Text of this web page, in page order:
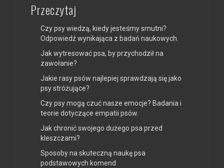
Przeczytaj
Czy psy wiedzą, kiedy jesteśmy smutni?
Odpowiedź wynikająca z badań naukowych.
Jak wytresować psa, by przychodził na
zawołanie?
Jakie rasy psów najlepiej sprawdzają się jako
psy stróżujące?
Czy psy mogą czuć nasze emocje? Badania i
teorie dotyczące empatii psów.
Jak chronić swojego dużego psa przed
kleszczami?
Sposoby na skuteczną naukę psa
podstawowych komend